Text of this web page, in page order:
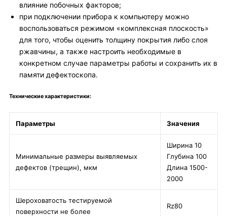
влияние побочных факторов;
при подключении прибора к компьютеру можно
воспользоваться режимом «комплексная плоскость»
для того, чтобы оценить толщину покрытия либо слоя
ржавчины, а также настроить необходимые в
конкретном случае параметры работы и сохранить их в
памяти дефектоскопа.
Технические характеристики:
Параметры Значения
Минимальные размеры выявляемых
дефектов (трещин), мкм
Ширина 10
Глубина 100
Длина 1500-
2000
Шероховатость тестируемой
поверхности не более
Rz80